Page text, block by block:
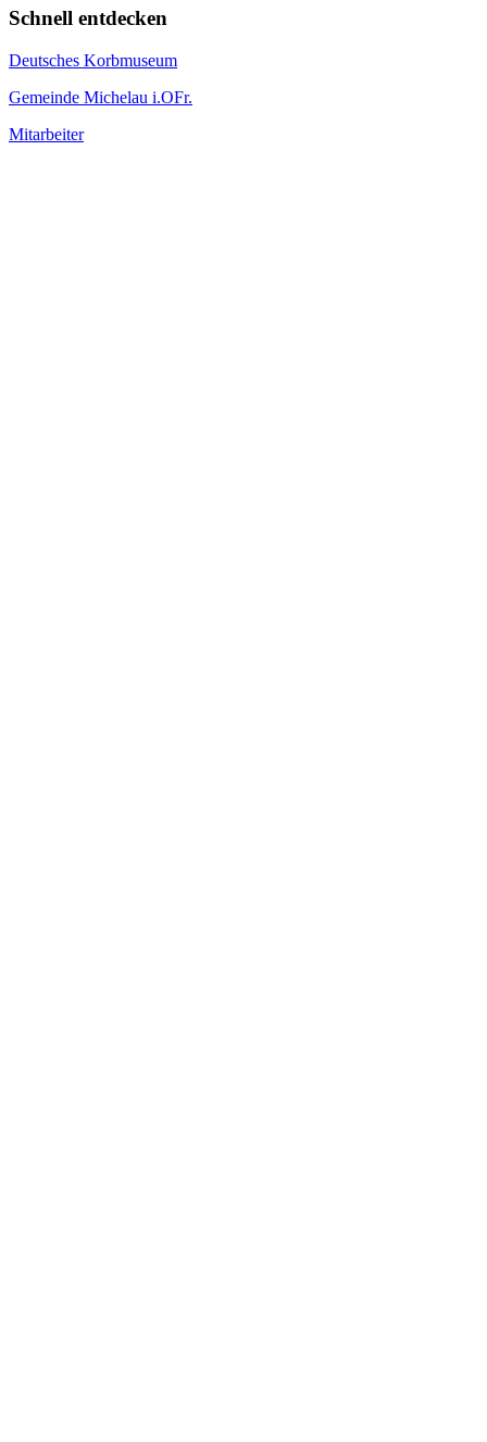
Schnell entdecken
Deutsches Korbmuseum
Gemeinde Michelau i.OFr.
Mitarbeiter